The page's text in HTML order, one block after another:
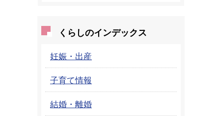
くらしのインデックス
妊娠・出産
子育て情報
結婚・離婚